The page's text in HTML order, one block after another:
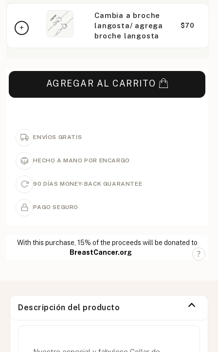
Cambia a broche
langosta/ agrega
broche langosta
$70
AGREGAR AL CARRITO
ENVÍOS GRATIS
HECHO A MANO POR ENCARGO
90 DÍAS MONEY-BACK GUARANTEE
PAGO SEGURO
With this purchase, 15% of the proceeds will be donated to
BreastCancer.org
Descripción del producto